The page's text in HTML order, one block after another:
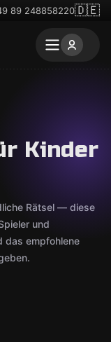
89 248858220🇩🇪
Kinder
Rätsel — diese
und
das empfohlene